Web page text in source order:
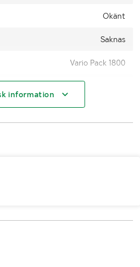
Okänt
Saknas
Vario Pack 1800
Krone press Vario Pack 1800 /
Vario Pack 1800 MultiCut
information